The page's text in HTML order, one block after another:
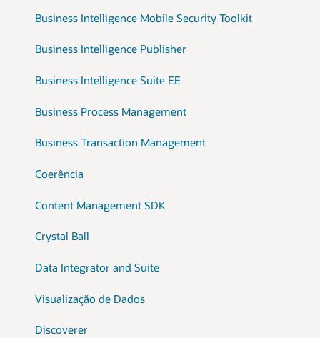
Business Intelligence Mobile Security Toolkit
Business Intelligence Publisher
Business Intelligence Suite EE
Business Process Management
Business Transaction Management
Coerência
Content Management SDK
Crystal Ball
Data Integrator and Suite
Visualização de Dados
Discoverer